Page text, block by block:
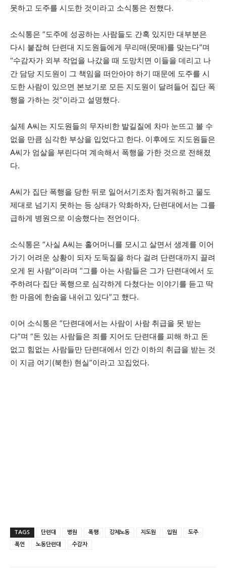
못하고 도주를 시도한 것이라고 소식통은 전했다.
소식통은 “도주에 성공하는 사람들도 간혹 있지만 대부분은
다시 붙잡혀 단련대 지도원들에게 무리매(뭇매)를 맞는다”며
“수감자가 외부 작업을 나갔을 때 도망치면 이들을 데리고 나
간 담당 지도원이 그 책임을 떠안아야 하기 때문에 도주를 시
도한 사람이 있으면 본보기로 모든 지도원이 달려들어 집단 폭
행을 가하는 것”이라고 설명했다.
실제 A씨는 지도원들의 무자비한 발길질에 차마 눈뜨고 볼 수
없을 만큼 심각한 부상을 입었다고 한다. 이후에도 지도원들은
A씨가 엄살을 부린다며 계속해서 폭행을 가한 것으로 전해졌
다.
A씨가 집단 폭행을 당한 뒤로 일어서기조차 힘겨워하고 물도
제대로 넘기지 못하는 등 상태가 악화하자, 단련대에서는 그를
급하게 병원으로 이송했다는 전언이다.
소식통은 “사실 A씨는 홀어머니를 모시고 살면서 생계를 이어
가기 어려운 상황이 되자 도둑질을 하다 걸려 단련대까지 끌려
오게 된 사람”이라며 “그를 아는 사람들은 그가 단련대에서 도
주하려다 집단 폭행으로 심각하게 다쳤다는 이야기를 듣고 딱
한 마음에 한숨을 내쉬고 있다”고 했다.
이어 소식통은 “단련대에서는 사람이 사람 취급을 못 받는
다”며 “돈 있는 사람들은 죄를 지어도 단련대를 피해 하고 돈
없고 힘없는 사람들만 단련대에서 인간 이하의 취급을 받는 것
이 지금 여기(북한) 현실”이라고 꼬집었다.
TAGS 단련대 병원 폭행 강제노동 지도원 입원 도주
폭언 노동단련대 수감자